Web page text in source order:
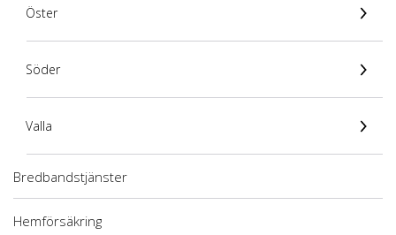
Öster
Söder
Valla
Bredbandstjänster
Hemförsäkring